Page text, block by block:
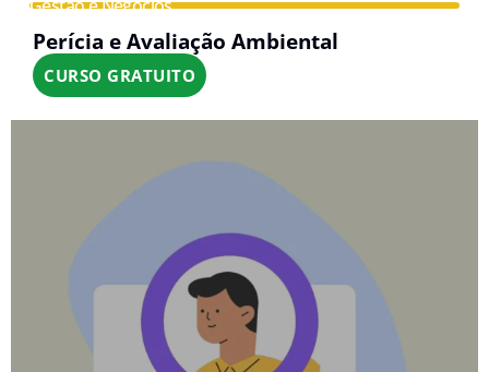
Gestão e Negócios
Perícia e Avaliação Ambiental
CURSO GRATUITO